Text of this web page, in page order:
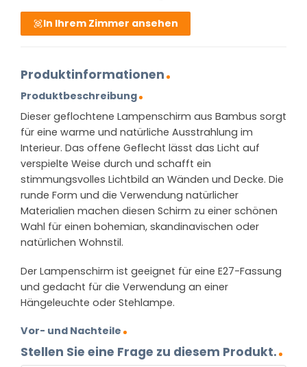
In Ihrem Zimmer ansehen
Produktinformationen
Produktbeschreibung
Dieser geflochtene Lampenschirm aus Bambus sorgt
für eine warme und natürliche Ausstrahlung im
Interieur. Das offene Geflecht lässt das Licht auf
verspielte Weise durch und schafft ein
stimmungsvolles Lichtbild an Wänden und Decke. Die
runde Form und die Verwendung natürlicher
Materialien machen diesen Schirm zu einer schönen
Wahl für einen bohemian, skandinavischen oder
natürlichen Wohnstil.
Der Lampenschirm ist geeignet für eine E27-Fassung
und gedacht für die Verwendung an einer
Hängeleuchte oder Stehlampe.
Vor- und Nachteile
Stellen Sie eine Frage zu diesem Produkt.